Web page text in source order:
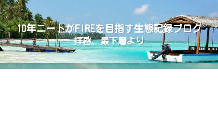
10年ニートがFIREを目指す生態記録ブログ
拝啓、最下層より